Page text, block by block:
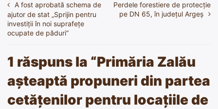
Navigare
în
articole
A fost aprobată schema de
ajutor de stat „Sprijin pentru
investiţii în noi suprafeţe
ocupate de păduri”
Perdele forestiere de protecție
pe DN 65, în județul Argeș
1 răspuns la “Primăria Zalău
așteaptă propuneri din partea
cetățenilor pentru locațiile de